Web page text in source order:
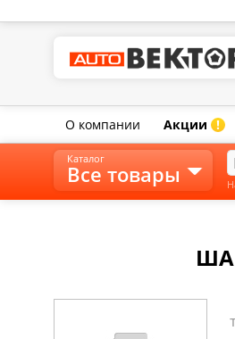
О компании Акции !
Каталог
Все товары